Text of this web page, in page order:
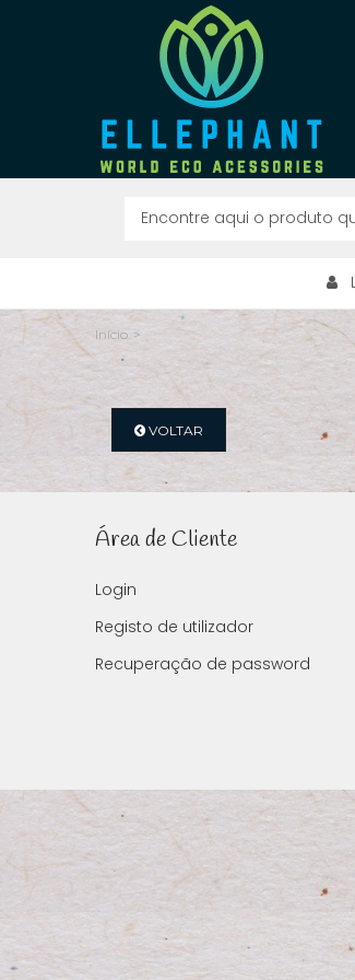
Início >
VOLTAR
Área de Cliente
Login
Registo de utilizador
Recuperação de password